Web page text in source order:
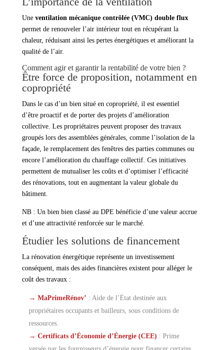
Une ventilation mécanique contrôlée (VMC) double flux
permet de renouveler l’air intérieur tout en récupérant la
chaleur, réduisant ainsi les pertes énergétiques et améliorant la
qualité de l’air.
Comment agir et garantir la rentabilité de votre bien ?
Être force de proposition, notamment en
copropriété
Dans le cas d’un bien situé en copropriété, il est essentiel
d’être proactif et de porter des projets d’amélioration
collective. Les propriétaires peuvent proposer des travaux
groupés lors des assemblées générales, comme l’isolation de la
façade, le remplacement des fenêtres des parties communes ou
encore l’amélioration du chauffage collectif. Ces initiatives
permettent de mutualiser les coûts et d’optimiser l’efficacité
des rénovations, tout en augmentant la valeur globale du
bâtiment.
NB : Un bien bien classé au DPE bénéficie d’une valeur accrue
et d’une attractivité renforcée sur le marché.
Étudier les solutions de financement
La rénovation énergétique représente un investissement
conséquent, mais des aides financières existent pour alléger le
coût des travaux :
→ MaPrimeRénov’ : Aide de l’État destinée aux
propriétaires occupants et bailleurs, sous conditions de
ressources.
→ Certificats d’Économie d’Énergie (CEE) : Prime